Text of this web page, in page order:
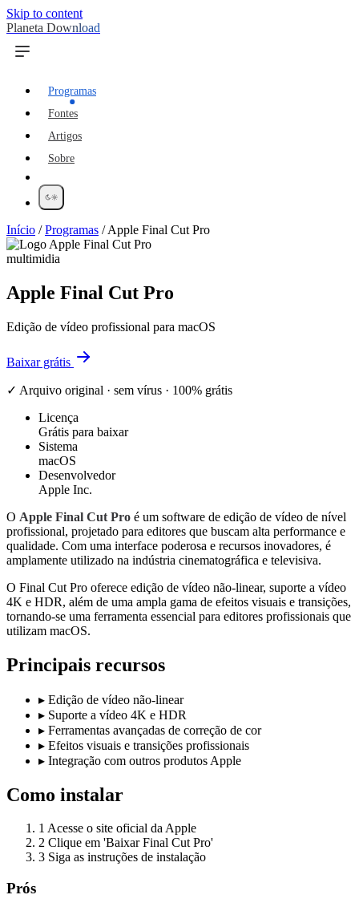
Skip to content
Planeta Download
Programas
Fontes
Artigos
Sobre
Início /Programas /Apple Final Cut Pro
multimidia
Apple Final Cut Pro
Edição de vídeo profissional para macOS
Baixar grátis
✓ Arquivo original · sem vírus · 100% grátis
Licença
Grátis para baixar
Sistema
macOS
Desenvolvedor
Apple Inc.
O Apple Final Cut Pro é um software de edição de vídeo de nível
profissional, projetado para editores que buscam alta performance e
qualidade. Com uma interface poderosa e recursos inovadores, é
amplamente utilizado na indústria cinematográfica e televisiva.
O Final Cut Pro oferece edição de vídeo não-linear, suporte a vídeo
4K e HDR, além de uma ampla gama de efeitos visuais e transições,
tornando-se uma ferramenta essencial para editores profissionais que
utilizam macOS.
Principais recursos
▸ Edição de vídeo não-linear
▸ Suporte a vídeo 4K e HDR
▸ Ferramentas avançadas de correção de cor
▸ Efeitos visuais e transições profissionais
▸ Integração com outros produtos Apple
Como instalar
1 Acesse o site oficial da Apple
2 Clique em 'Baixar Final Cut Pro'
3 Siga as instruções de instalação
Prós